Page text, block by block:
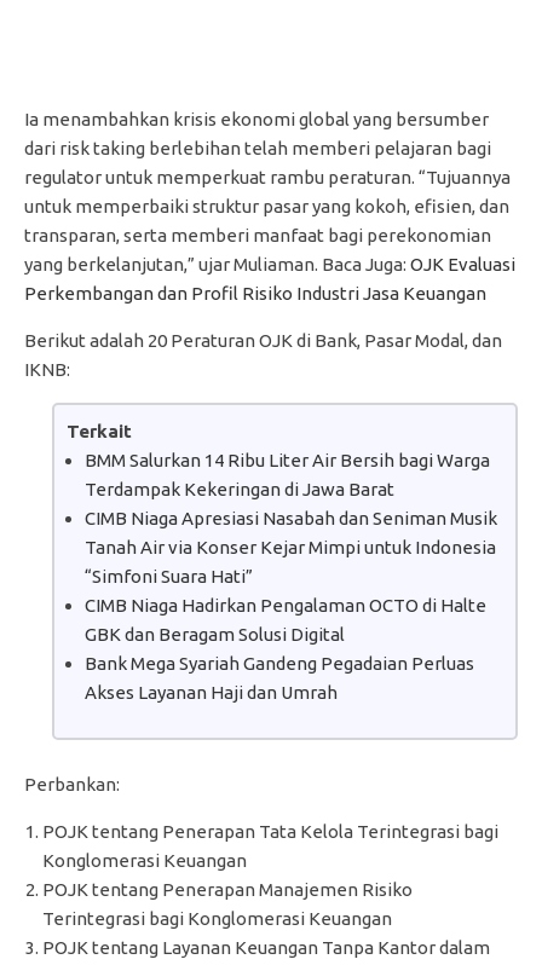
Ia menambahkan krisis ekonomi global yang bersumber
dari risk taking berlebihan telah memberi pelajaran bagi
regulator untuk memperkuat rambu peraturan. “Tujuannya
untuk memperbaiki struktur pasar yang kokoh, efisien, dan
transparan, serta memberi manfaat bagi perekonomian
yang berkelanjutan,” ujar Muliaman. Baca Juga: OJK Evaluasi
Perkembangan dan Profil Risiko Industri Jasa Keuangan
Berikut adalah 20 Peraturan OJK di Bank, Pasar Modal, dan
IKNB:
Terkait
BMM Salurkan 14 Ribu Liter Air Bersih bagi Warga
Terdampak Kekeringan di Jawa Barat
CIMB Niaga Apresiasi Nasabah dan Seniman Musik
Tanah Air via Konser Kejar Mimpi untuk Indonesia
“Simfoni Suara Hati”
CIMB Niaga Hadirkan Pengalaman OCTO di Halte
GBK dan Beragam Solusi Digital
Bank Mega Syariah Gandeng Pegadaian Perluas
Akses Layanan Haji dan Umrah
Perbankan:
POJK tentang Penerapan Tata Kelola Terintegrasi bagi
Konglomerasi Keuangan
POJK tentang Penerapan Manajemen Risiko
Terintegrasi bagi Konglomerasi Keuangan
POJK tentang Layanan Keuangan Tanpa Kantor dalam